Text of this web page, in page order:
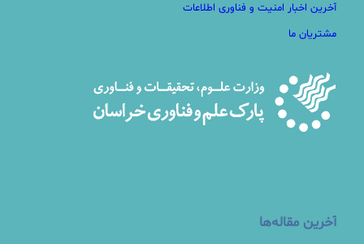
آخرین اخبار امنیت و فناوری اطلاعات
مشتریان ما
آخرین مقاله‌ها